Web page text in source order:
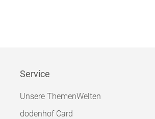
Service
Unsere ThemenWelten
dodenhof Card